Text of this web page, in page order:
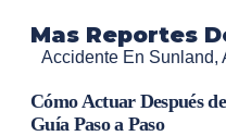
Mas Reportes
Accidente En Sunland,
Cómo Actuar Después
Guía Paso a Paso